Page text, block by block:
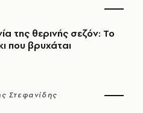
της θερινής σεζόν: Το
που βρυχάται
Στεφανίδης